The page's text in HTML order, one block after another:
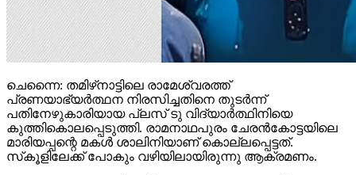
ചെന്നൈ: തമിഴ്‌നാട്ടിലെ രാമേശ്വരത്ത്
പ്രണയാഭ്യര്‍ത്ഥന നിരസിച്ചതിനെ തുടര്‍ന്ന്
പതിനേഴുകാരിയായ പ്ലസ് ടു വിദ്യാര്‍ത്ഥിനിയെ
കുത്തികൊലപ്പെടുത്തി. രാമനാഥപുരം ചേരന്‍കോട്ടയിലെ
മാരിയപ്പന്റെ മകള്‍ ശാലിനിയാണ് കൊല്ലപ്പെട്ടത്.
സ്‌കൂളിലേക്ക് പോകും വഴിയിലായിരുന്നു ആക്രമണം.